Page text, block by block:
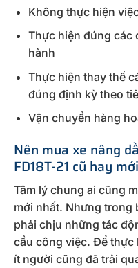
Không thực hiện
Thực hiện đúng các
hành
Thực hiện thay thế
đúng định kỳ theo
Vận chuyển hàng
Nên mua xe nâng
FD18T-21 cũ hay
Tâm lý chung ai cũng
mới nhất. Nhưng trong
phải chịu những tác
cầu công việc. Để thực
ít người cũng đã trải